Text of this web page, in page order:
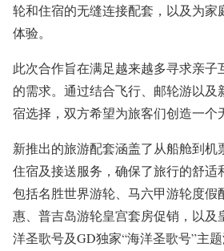
轮和住宿的无缝连接配套，以及为家
体验。
此次合作旨在满足越来越多寻求亲子
的需求。通过结合飞行、邮轮游以及
宿选择，双方希望为旅客们创造一个
新推出的旅游配套涵盖了从船舱到机
住宿及接送服务，确保了旅行的舒适
包括名胜世界游轮、马六甲游轮度假
惠、普吉岛游轮皇宫套房促销，以及
洋圣歌号及GD独家“海洋圣歌号”主题